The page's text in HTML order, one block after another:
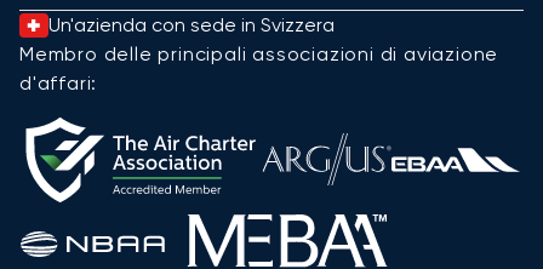
Un'azienda con sede in Svizzera
Membro delle principali associazioni di aviazione
d'affari: